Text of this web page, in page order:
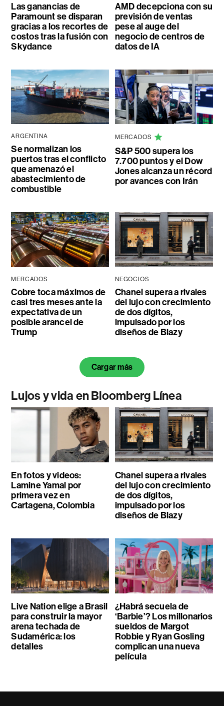
Las ganancias de
Paramount se disparan
gracias a los recortes de
costos tras la fusión con
Skydance
AMD decepciona con su
previsión de ventas
pese al auge del
negocio de centros de
datos de IA
ARGENTINA
Se normalizan los
puertos tras el conflicto
que amenazó el
abastecimiento de
combustible
MERCADOS
S&P 500 supera los
7.700 puntos y el Dow
Jones alcanza un récord
por avances con Irán
MERCADOS
Cobre toca máximos de
casi tres meses ante la
expectativa de un
posible arancel de
Trump
NEGOCIOS
Chanel supera a rivales
del lujo con crecimiento
de dos dígitos,
impulsado por los
diseños de Blazy
Cargar más
Lujos y vida en Bloomberg Línea
En fotos y videos:
Lamine Yamal por
primera vez en
Cartagena, Colombia
Chanel supera a rivales
del lujo con crecimiento
de dos dígitos,
impulsado por los
diseños de Blazy
Live Nation elige a Brasil
para construir la mayor
arena techada de
Sudamérica: los
detalles
¿Habrá secuela de
‘Barbie’? Los millonarios
sueldos de Margot
Robbie y Ryan Gosling
complican una nueva
película